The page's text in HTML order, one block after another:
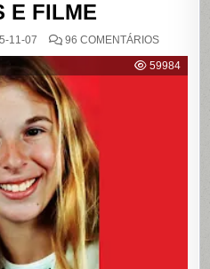
E FILME
11-07 96 COMENTÁRIOSEM
59984